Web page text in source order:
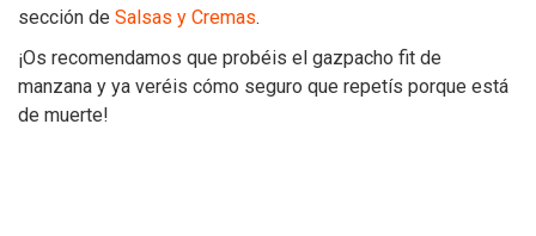
sección de Salsas y Cremas.
¡Os recomendamos que probéis el gazpacho fit de
manzana y ya veréis cómo seguro que repetís porque está
de muerte!